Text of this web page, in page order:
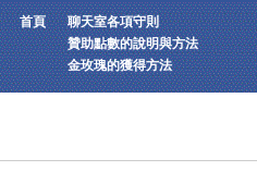
首頁
聊天室各項守則
贊助點數的說明與方法
金玫瑰的獲得方法